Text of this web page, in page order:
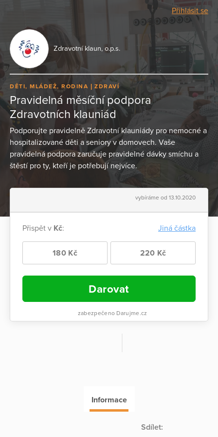
Přihlásit se
Zdravotní klaun, o.p.s.
DĚTI, MLÁDEŽ, RODINA ZDRAVÍ
Pravidelná měsíční podpora
Zdravotních klauniád
Podporujte pravidelně Zdravotní klauniády pro nemocné a
hospitalizované děti a seniory v domovech. Vaše
pravidelná podpora zaručuje pravidelné dávky smíchu a
štěstí pro ty, kteří je potřebují nejvíce.
vybíráme od 13.10.2020
Přispět v Kč: Jiná částka
180 Kč 220 Kč
Darovat
zabezpečeno Darujme.cz
Informace
Sdílet: